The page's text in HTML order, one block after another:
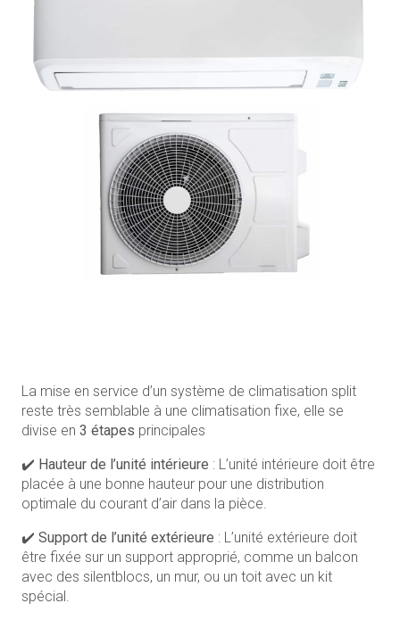
La mise en service d’un système de climatisation split
reste très semblable à une climatisation fixe, elle se
divise en 3 étapes principales
✔️ Hauteur de l’unité intérieure : L’unité intérieure doit être
placée à une bonne hauteur pour une distribution
optimale du courant d’air dans la pièce.
✔️ Support de l’unité extérieure : L’unité extérieure doit
être fixée sur un support approprié, comme un balcon
avec des silentblocs, un mur, ou un toit avec un kit
spécial.